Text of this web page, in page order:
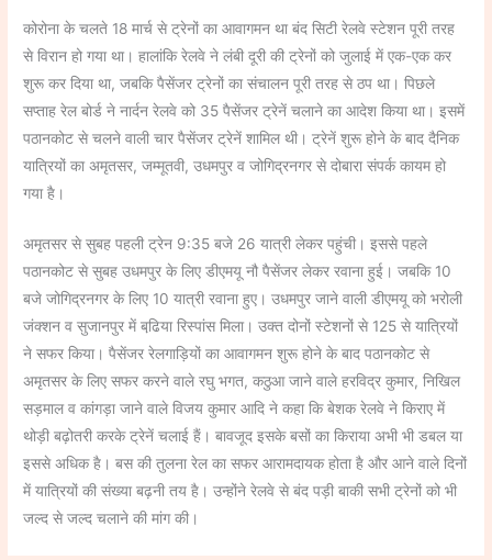
कोरोना के चलते 18 मार्च से ट्रेनों का आवागमन था बंद सिटी रेलवे स्टेशन पूरी तरह
से विरान हो गया था। हालांकि रेलवे ने लंबी दूरी की ट्रेनों को जुलाई में एक-एक कर
शुरू कर दिया था, जबकि पैसेंजर ट्रेनों का संचालन पूरी तरह से ठप था। पिछले
सप्ताह रेल बोर्ड ने नार्दन रेलवे को 35 पैसेंजर ट्रेनें चलाने का आदेश किया था। इसमें
पठानकोट से चलने वाली चार पैसेंजर ट्रेनें शामिल थी। ट्रेनें शुरू होने के बाद दैनिक
यात्रियों का अमृतसर, जम्मूतवी, उधमपुर व जोगिद्रनगर से दोबारा संपर्क कायम हो
गया है।
अमृतसर से सुबह पहली ट्रेन 9:35 बजे 26 यात्री लेकर पहुंची। इससे पहले
पठानकोट से सुबह उधमपुर के लिए डीएमयू नौ पैसेंजर लेकर रवाना हुई। जबकि 10
बजे जोगिद्रनगर के लिए 10 यात्री रवाना हुए। उधमपुर जाने वाली डीएमयू को भरोली
जंक्शन व सुजानपुर में बढि़या रिस्पांस मिला। उक्त दोनों स्टेशनों से 125 से यात्रियों
ने सफर किया। पैसेंजर रेलगाड़ियों का आवागमन शुरू होने के बाद पठानकोट से
अमृतसर के लिए सफर करने वाले रघु भगत, कठुआ जाने वाले हरविद्र कुमार, निखिल
सड़माल व कांगड़ा जाने वाले विजय कुमार आदि ने कहा कि बेशक रेलवे ने किराए में
थोड़ी बढ़ोतरी करके ट्रेनें चलाई हैं। बावजूद इसके बसों का किराया अभी भी डबल या
इससे अधिक है। बस की तुलना रेल का सफर आरामदायक होता है और आने वाले दिनों
में यात्रियों की संख्या बढ़नी तय है। उन्होंने रेलवे से बंद पड़ी बाकी सभी ट्रेनों को भी
जल्द से जल्द चलाने की मांग की।